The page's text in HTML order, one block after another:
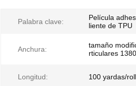
Palabra clave:
Película
liente de TPU
Anchura:
tamaño
rticulares
Longitud: 100 yardas/